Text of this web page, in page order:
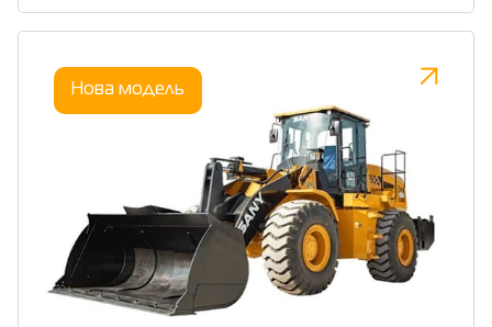
Нова модель